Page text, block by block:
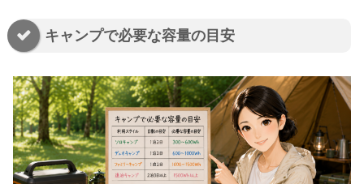
キャンプで必要な容量の目安